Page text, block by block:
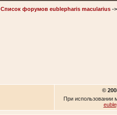
Список форумов eublepharis macularius -
©
При использовании